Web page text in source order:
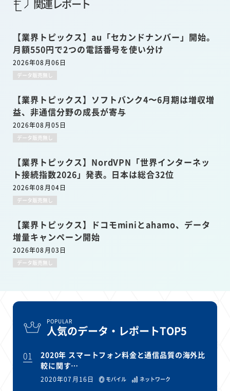
関連レポート
【業界トピックス】au「セカンドナンバー」開始。
月額550円で2つの電話番号を使い分け
2026年08月06日
データ販売無し
【業界トピックス】ソフトバンク4〜6月期は増収増
益、非通信分野の成長が寄与
2026年08月05日
データ販売無し
【業界トピックス】NordVPN「世界インターネッ
ト接続指数2026」発表。日本は総合32位
2026年08月04日
データ販売無し
【業界トピックス】ドコモminiとahamo、データ
増量キャンペーン開始
2026年08月03日
データ販売無し
POPULAR
人気のデータ・レポートTOP5
01
2020年 スマートフォン料金と通信品質の海外比
較に関す…
2020年07月16日 モバイル ネットワーク